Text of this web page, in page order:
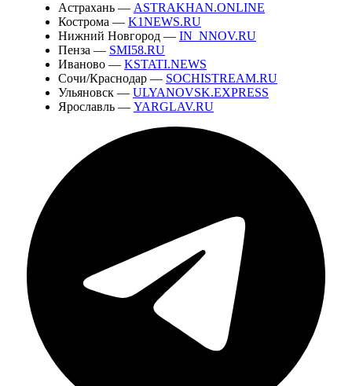
Астрахань — ASTRAKHAN.ONLINE
Кострома — K1NEWS.RU
Нижний Новгород — IN_NNOV.RU
Пенза — SMI58.RU
Иваново — KSTATI.NEWS
Сочи/Краснодар — SOCHISTREAM.RU
Ульяновск — ULYANOVSK.EXPRESS
Ярославль — YARGLAV.RU